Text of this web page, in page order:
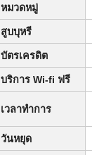
หมวดหมู่
สูบบุหรี
บัตรเครดิต
บริการ Wi-fi ฟรี
เวลาทำการ
วันหยุด